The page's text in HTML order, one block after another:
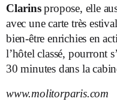
Clarinspropose, elle
avec une carte très
bien-être enrichies en
l’hôtel classé, pourront
30 minutes dans la
www.molitorparis.com